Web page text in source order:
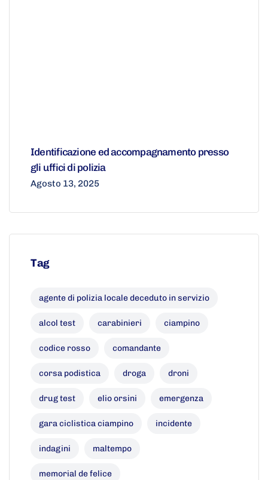
Identificazione ed accompagnamento presso
gli uffici di polizia
Agosto 13, 2025
Tag
agente di polizia locale deceduto in servizio
alcol test carabinieri ciampino
codice rosso comandante
corsa podistica droga droni
drug test elio orsini emergenza
gara ciclistica ciampino incidente
indagini maltempo
memorial de felice